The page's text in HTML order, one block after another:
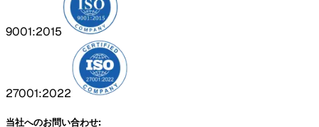
9001:2015
27001:2022
当社へのお問い合わせ: